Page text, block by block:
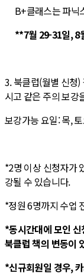
B+클래스는 파닉
**7월 29-31일, 8
3. 북클럽(월별 신청
시고 같은 주의 보강
보강가능 요일: 목,
*2명 이상 신청자가
강될 수 있습니다.
*정원 6명까지 수업
*동시간대에 모인
북클럽 책의 변동이
*신규회원일 경우,